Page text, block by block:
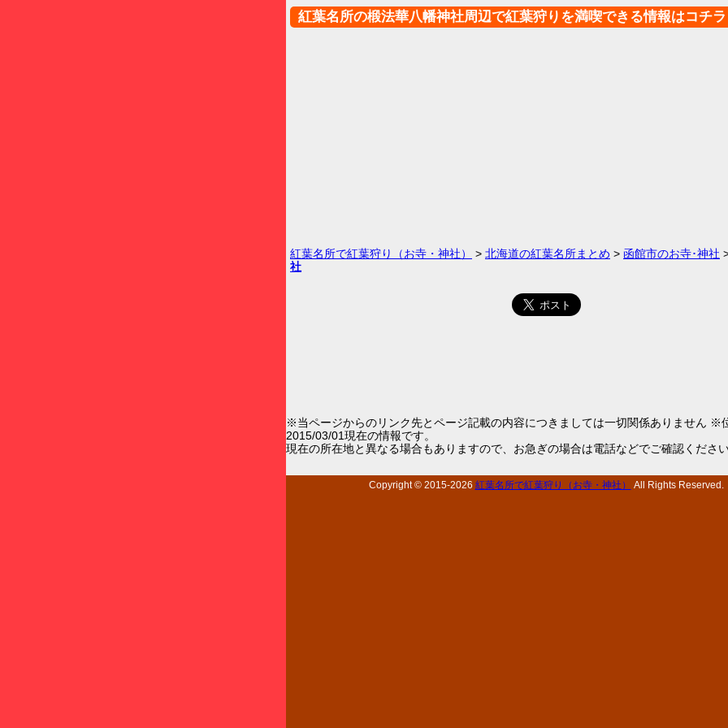
紅葉名所の椴法華八幡神社周辺で紅葉狩りを満喫できる情報はコチラ
紅葉名所で紅葉狩り（お寺・神社） > 北海道の紅葉名所まとめ > 函館市のお寺･神社
社
※当ページからのリンク先とページ記載の内容につきましては一切関係ありません ※
2015/03/01現在の情報です。
現在の所在地と異なる場合もありますので、お急ぎの場合は電話などでご確認ください
Copyright © 2015-2026 紅葉名所で紅葉狩り（お寺・神社） All Rights Reserved.